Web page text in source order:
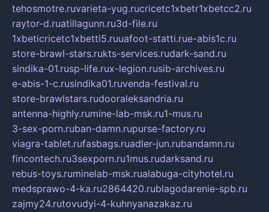
tehosmotre.ruvarieta-yug.rucricetc1xbetr1xbetcc2.ru
raytor-d.ruatillagunn.ru3d-file.ru
1xbeticricetc1xbetti5.ruuafoot-statti.rue-abis1c.ru
store-brawl-stars.rukts-services.rudark-sand.ru
sindika-01.rusp-life.rux-legion.rusib-archives.ru
e-abis-1-c.rusindika01.ruvenda-festival.ru
store-brawlstars.rudooraleksandria.ru
antenna-highly.rumine-lab-msk.ru1-mus.ru
3-sex-porn.ruban-damn.rupurse-factory.ru
viagra-tablet.rufasbags.ruadler-jun.rubandamn.ru
fincontech.ru3sexporn.ru1mus.rudarksand.ru
rebus-toys.ruminelab-msk.rualabuga-cityhotel.ru
medsprawo-4-ka.ru2864420.rublagodarenie-spb.ru
zajmy24.rutovudyi-4-kuhnyanazakaz.ru